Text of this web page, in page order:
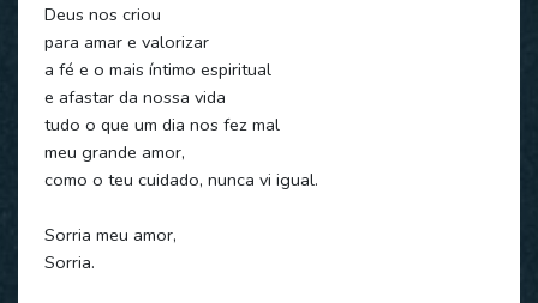
Deus nos criou
para amar e valorizar
a fé e o mais íntimo espiritual
e afastar da nossa vida
tudo o que um dia nos fez mal
meu grande amor,
como o teu cuidado, nunca vi igual.
Sorria meu amor,
Sorria.